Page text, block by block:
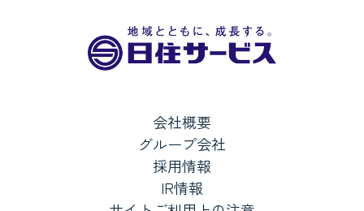
会社概要
グループ会社
採用情報
IR情報